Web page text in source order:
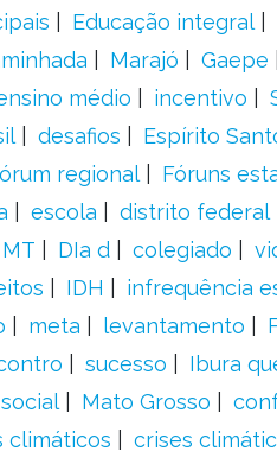
Educação integral
Marajó Gaepe
médio incentivo
desafios Espírito
regional
Fóruns
escola distrito federal
MT DIa d colegiado
IDH infrequência
meta levantamento
sucesso Ibura
Mato Grosso
climáticos crises